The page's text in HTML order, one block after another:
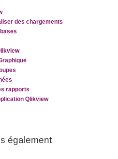
des chargements
rapports
Qlikview
également